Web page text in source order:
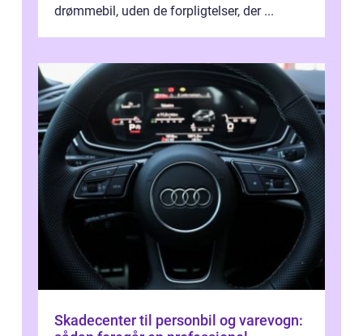
drømmebil, uden de forpligtelser, der ...
Skadecenter til personbil og varevogn: